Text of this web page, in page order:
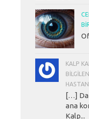
KALP
[…]
ana
Kalp...